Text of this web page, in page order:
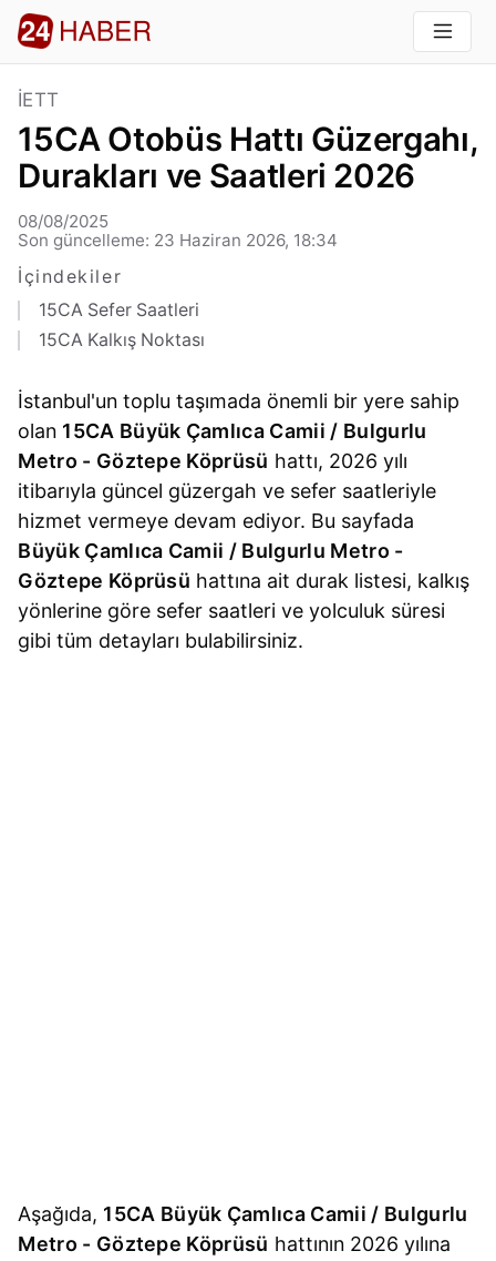
İETT
15CA Otobüs Hattı Güzergahı,
Durakları ve Saatleri 2026
08/08/2025
Son güncelleme: 23 Haziran 2026, 18:34
İçindekiler
15CA Sefer Saatleri
15CA Kalkış Noktası
İstanbul'un toplu taşımada önemli bir yere sahip
olan 15CA Büyük Çamlıca Camii / Bulgurlu
Metro - Göztepe Köprüsü hattı, 2026 yılı
itibarıyla güncel güzergah ve sefer saatleriyle
hizmet vermeye devam ediyor. Bu sayfada
Büyük Çamlıca Camii / Bulgurlu Metro -
Göztepe Köprüsü hattına ait durak listesi, kalkış
yönlerine göre sefer saatleri ve yolculuk süresi
gibi tüm detayları bulabilirsiniz.
Aşağıda, 15CA Büyük Çamlıca Camii / Bulgurlu
Metro - Göztepe Köprüsü hattının 2026 yılına